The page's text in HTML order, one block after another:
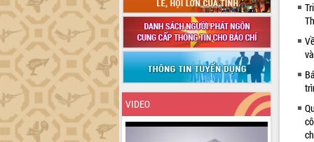
VIDEO